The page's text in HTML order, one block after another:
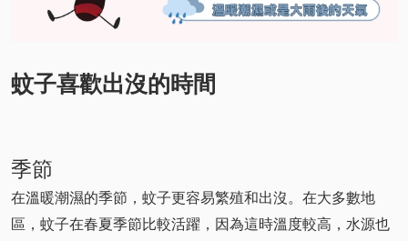
蚊子喜歡出沒的時間
季節
在溫暖潮濕的季節，蚊子更容易繁殖和出沒。在大多數地
區，蚊子在春夏季節比較活躍，因為這時溫度較高，水源也